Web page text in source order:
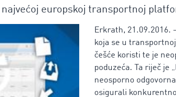
europskoj transportnoj
Erkrath, 21.09.2016.
koja se u
češće koristi te je
poduzeća. Ta riječ je
neosporno
osigurali